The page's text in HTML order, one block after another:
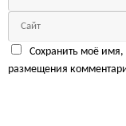
Сохранить моё имя,
размещения